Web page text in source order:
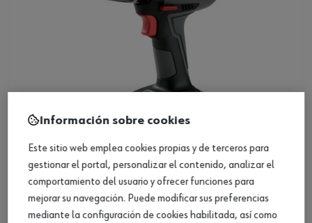
Taladro atornillador a batería BS 18-A
LIGHT
Información sobre cookies
Este sitio web emplea cookies propias y de terceros para
gestionar el portal, personalizar el contenido, analizar el
comportamiento del usuario y ofrecer funciones para
mejorar su navegación. Puede modificar sus preferencias
mediante la configuración de cookies habilitada, así como